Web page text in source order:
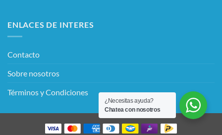
ENLACES DE INTERES
Contacto
Sobre nosotros
Términos y Condiciones
¿Necesitas ayuda?
Chatea con nosotros